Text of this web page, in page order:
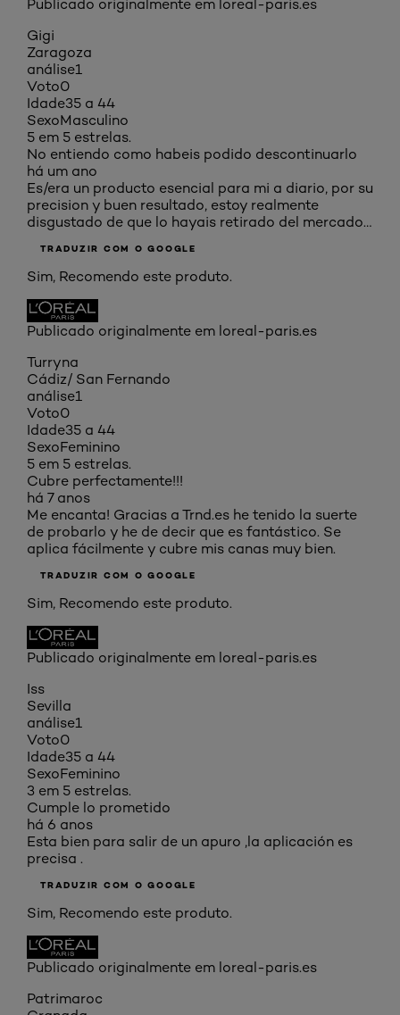
Publicado originalmente em loreal-paris.es
Gigi
Zaragoza
análise1
Voto0
Idade35 a 44
SexoMasculino
5 em 5 estrelas.
No entiendo como habeis podido descontinuarlo
há um ano
Es/era un producto esencial para mi a diario, por su
precision y buen resultado, estoy realmente
disgustado de que lo hayais retirado del mercado…
TRADUZIR COM O GOOGLE
Sim, Recomendo este produto.
Publicado originalmente em loreal-paris.es
Turryna
Cádiz/ San Fernando
análise1
Voto0
Idade35 a 44
SexoFeminino
5 em 5 estrelas.
Cubre perfectamente!!!
há 7 anos
Me encanta! Gracias a Trnd.es he tenido la suerte
de probarlo y he de decir que es fantástico. Se
aplica fácilmente y cubre mis canas muy bien.
TRADUZIR COM O GOOGLE
Sim, Recomendo este produto.
Publicado originalmente em loreal-paris.es
Iss
Sevilla
análise1
Voto0
Idade35 a 44
SexoFeminino
3 em 5 estrelas.
Cumple lo prometido
há 6 anos
Esta bien para salir de un apuro ,la aplicación es
precisa .
TRADUZIR COM O GOOGLE
Sim, Recomendo este produto.
Publicado originalmente em loreal-paris.es
Patrimaroc